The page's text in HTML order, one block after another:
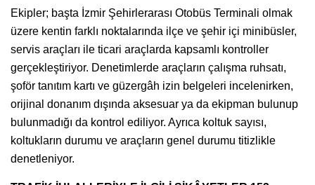
Ekipler; başta İzmir Şehirlerarası Otobüs Terminali olmak
üzere kentin farklı noktalarında ilçe ve şehir içi minibüsler,
servis araçları ile ticari araçlarda kapsamlı kontroller
gerçekleştiriyor. Denetimlerde araçların çalışma ruhsatı,
şoför tanıtım kartı ve güzergâh izin belgeleri incelenirken,
orijinal donanım dışında aksesuar ya da ekipman bulunup
bulunmadığı da kontrol ediliyor. Ayrıca koltuk sayısı,
koltukların durumu ve araçların genel durumu titizlikle
denetleniyor.